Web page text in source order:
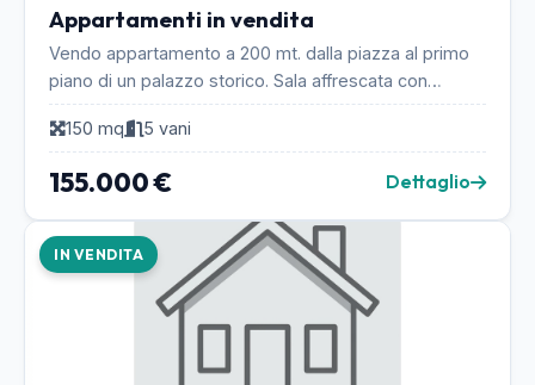
Appartamenti in vendita
Vendo appartamento a 200 mt. dalla piazza al primo
piano di un palazzo storico. Sala affrescata con
soffitto alto 4.10, cucina di 21 mq. 3 camere da l...
150 mq
5 vani
155.000 € Dettaglio
IN VENDITA